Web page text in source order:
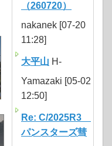
（260720）
nakanek [07-20
11:28]
大平山 H-
Yamazaki [05-02
12:50]
Re: C/2025R3
パンスターズ彗